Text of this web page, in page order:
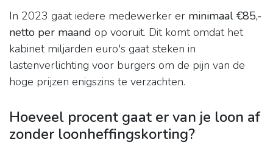
In 2023 gaat iedere medewerker er minimaal €85,-
netto per maand op vooruit. Dit komt omdat het
kabinet miljarden euro's gaat steken in
lastenverlichting voor burgers om de pijn van de
hoge prijzen enigszins te verzachten.
Hoeveel procent gaat er van je loon af
zonder loonheffingskorting?